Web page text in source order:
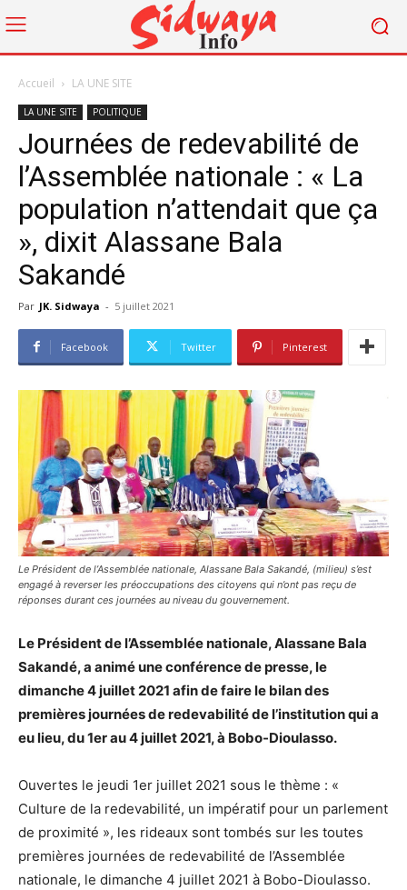
Accueil LA UNE SITE
LA UNE SITE POLITIQUE
Journées de redevabilité de
l’Assemblée nationale : « La
population n’attendait que ça
», dixit Alassane Bala
Sakandé
Par JK. Sidwaya - 5 juillet 2021
Facebook Twitter Pinterest
Le Président de l’Assemblée nationale, Alassane Bala Sakandé, (milieu) s’est
engagé à reverser les préoccupations des citoyens qui n’ont pas reçu de
réponses durant ces journées au niveau du gouvernement.
Le Président de l’Assemblée nationale, Alassane Bala
Sakandé, a animé une conférence de presse, le
dimanche 4 juillet 2021 afin de faire le bilan des
premières journées de redevabilité de l’institution qui a
eu lieu, du 1er au 4 juillet 2021, à Bobo-Dioulasso.
Ouvertes le jeudi 1er juillet 2021 sous le thème : «
Culture de la redevabilité, un impératif pour un parlement
de proximité », les rideaux sont tombés sur les toutes
premières journées de redevabilité de l’Assemblée
nationale, le dimanche 4 juillet 2021 à Bobo-Dioulasso.